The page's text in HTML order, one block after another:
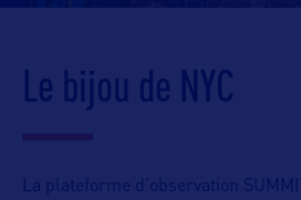
Le bijou de NYC
La plateforme d’observation